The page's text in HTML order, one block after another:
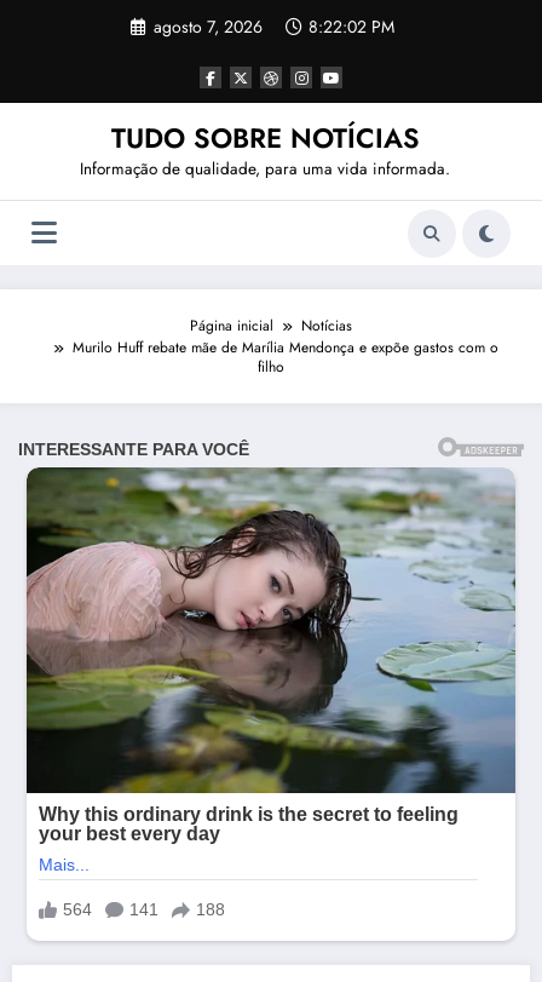
agosto 7, 2026 8:22:05 PM
TUDO SOBRE NOTÍCIAS
Informação de qualidade, para uma vida informada.
Página inicial
Notícias
Murilo Huff rebate mãe de Marília Mendonça e expõe gastos com o
filho